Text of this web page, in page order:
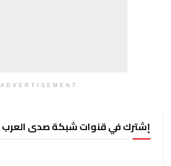
ADVERTISEMENT
إشترك في قنوات شبكة صدى العرب